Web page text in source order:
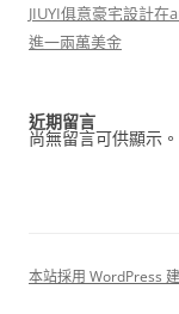
JIUYI俱意豪宅設計
進一兩萬美金
近期留言
尚無留言可供顯示。
本站採用 WordPress